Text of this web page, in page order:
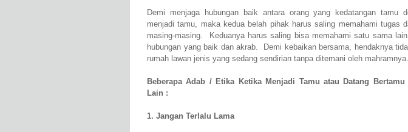
Demi menjaga hubungan baik antara orang yang kedatangan tamu
menjadi tamu, maka kedua belah pihak harus saling memahami tugas
masing-masing. Keduanya harus saling bisa memahami satu sama
hubungan yang baik dan akrab. Demi kebaikan bersama, hendaknya
rumah lawan jenis yang sedang sendirian tanpa ditemani oleh mahramnya.
Beberapa Adab / Etika Ketika Menjadi Tamu atau Datang
Lain :
1. Jangan Terlalu Lama